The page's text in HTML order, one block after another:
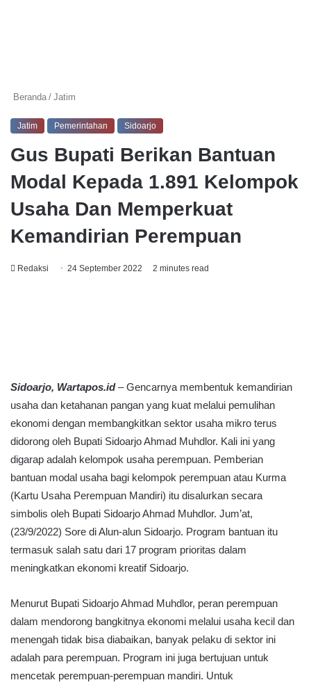
Beranda / Jatim
Jatim Pemerintahan Sidoarjo
Gus Bupati Berikan Bantuan
Modal Kepada 1.891 Kelompok
Usaha Dan Memperkuat
Kemandirian Perempuan
Redaksi 24 September 2022 2 minutes read
Sidoarjo, Wartapos.id– Gencarnya membentuk kemandirian
usaha dan ketahanan pangan yang kuat melalui pemulihan
ekonomi dengan membangkitkan sektor usaha mikro terus
didorong oleh Bupati Sidoarjo Ahmad Muhdlor. Kali ini yang
digarap adalah kelompok usaha perempuan. Pemberian
bantuan modal usaha bagi kelompok perempuan atau Kurma
(Kartu Usaha Perempuan Mandiri) itu disalurkan secara
simbolis oleh Bupati Sidoarjo Ahmad Muhdlor. Jum’at,
(23/9/2022) Sore di Alun-alun Sidoarjo. Program bantuan itu
termasuk salah satu dari 17 program prioritas dalam
meningkatkan ekonomi kreatif Sidoarjo.
Menurut Bupati Sidoarjo Ahmad Muhdlor, peran perempuan
dalam mendorong bangkitnya ekonomi melalui usaha kecil dan
menengah tidak bisa diabaikan, banyak pelaku di sektor ini
adalah para perempuan. Program ini juga bertujuan untuk
mencetak perempuan-perempuan mandiri. Untuk